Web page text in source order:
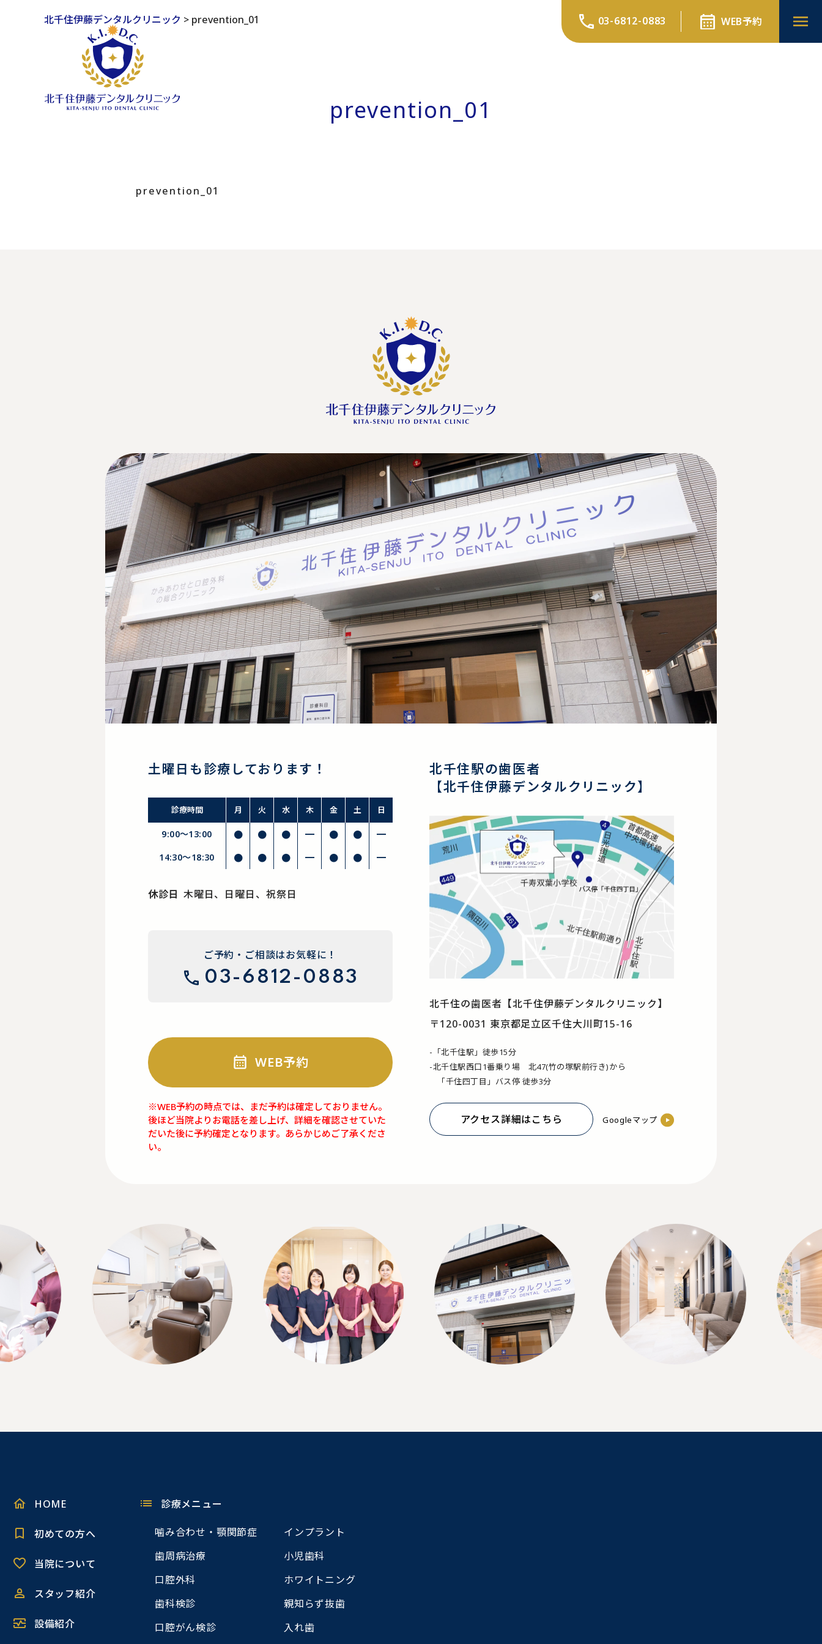
03-6812-0883 WEB予約
北千住伊藤デンタルクリニック > prevention_01
prevention_01
prevention_01
土曜日も診療しております！
診療時間 月 火 水 木 金 土 日
9:00～13:00 ● ● ● ━ ● ● ━
14:30〜18:30 ● ● ● ━ ● ● ━
休診日 木曜日、日曜日、祝祭日
ご予約・ご相談はお気軽に！
03-6812-0883
WEB予約
※WEB予約の時点では、まだ予約は確定しておりません。
後ほど当院よりお電話を差し上げ、詳細を確認させていた
だいた後に予約確定となります。あらかじめご了承くださ
い。
北千住駅の歯医者
【北千住伊藤デンタルクリニック】
北千住の歯医者 【北千住伊藤デンタルクリニック】
〒120-0031 東京都足立区千住大川町15-16
-「北千住駅」徒歩15分
-北千住駅西口1番乗り場 北47(竹の塚駅前行き)から
「千住四丁目」バス停 徒歩3分
アクセス詳細はこちら Googleマップ
HOME
初めての方へ
当院について
スタッフ紹介
設備紹介
診療メニュー
噛み合わせ・顎関節症
歯周病治療
口腔外科
歯科検診
口腔がん検診
インプラント
小児歯科
ホワイトニング
親知らず抜歯
入れ歯